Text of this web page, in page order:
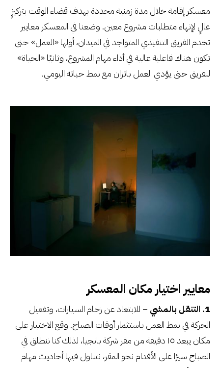
معسكر إقامة خلال مدة زمنية محددة بهدف قضاء الوقت بتركيزٍ
عالٍ لإنهاء متطلبات مشروع معين. وضعنا في المعسكر معايير
تخدم الفريق التنفيذي المتواجد في الميدان، أولها «العمل» حتى
تكون هناك فاعلية عالية في أداء مهام المشروع، وثانيًا «الحياة»
للفريق حتى يؤدي العمل باتزان مع نمط حياته اليومي.
معايير اختيار مكان المعسكر
1. التنقل بالمشي
– للابتعاد عن زحام السيارات، وتفعيل
الحركة في نمط العمل باستثمار أوقات الصباح. وقع الاختيار على
مكان يبعد ١٥ دقيقة من مقر شركة بانجيا، لذلك كنا ننطلق في
الصباح سيرًا على الأقدام نحو المقر، نتناول فيها أحاديث مهام